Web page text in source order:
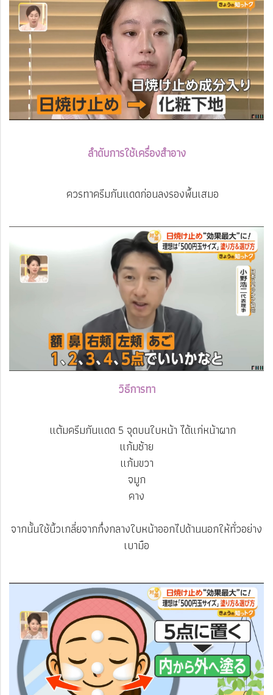
ลำดับการใช้เครื่องสำอาง
ควรทาครีมกันแดดก่อนลงรองพื้นเสมอ
วิธีการทา
แต้มครีมกันแดด 5 จุดบนใบหน้า ได้แก่หน้าผาก
แก้มซ้าย
แก้มขวา
จมูก
คาง
จากนั้นใช้นิ้วเกลี่ยจากกึ่งกลางใบหน้าออกไปด้านนอกให้ทั่วอย่าง
เบามือ